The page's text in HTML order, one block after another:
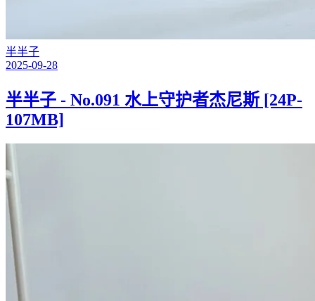
半半子
2025-09-28
半半子 - No.091 水上守护者杰尼斯 [24P-
107MB]